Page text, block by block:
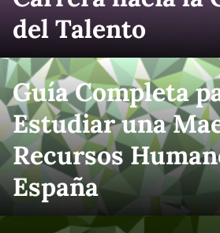
del Talento
Guía Completa
Estudiar una
Recursos
España